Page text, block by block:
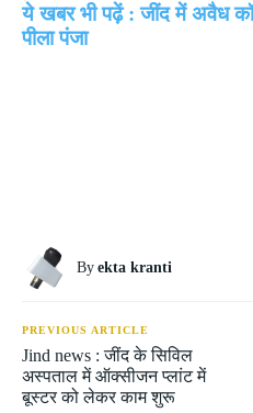
ये खबर भी पढ़ें : जींद में अवैध
पीला पंजा
By ekta kranti
PREVIOUS ARTICLE
Jind news : जींद के सिविल
अस्पताल में ऑक्सीजन प्लांट में
बूस्टर को लेकर काम शुरू